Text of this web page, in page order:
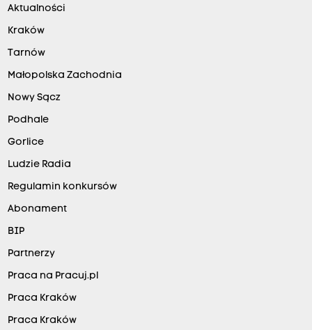
Aktualności
Kraków
Tarnów
Małopolska Zachodnia
Nowy Sącz
Podhale
Gorlice
Ludzie Radia
Regulamin konkursów
Abonament
BIP
Partnerzy
Praca na Pracuj.pl
Praca Kraków
Praca Kraków